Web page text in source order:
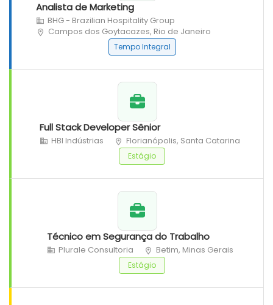
Analista de Marketing
BHG - Brazilian Hospitality Group
Campos dos Goytacazes, Rio de Janeiro
Tempo Integral
Full Stack Developer Sênior
HBI Indústrias Florianópolis, Santa Catarina
Estágio
Técnico em Segurança do Trabalho
Plurale Consultoria Betim, Minas Gerais
Estágio